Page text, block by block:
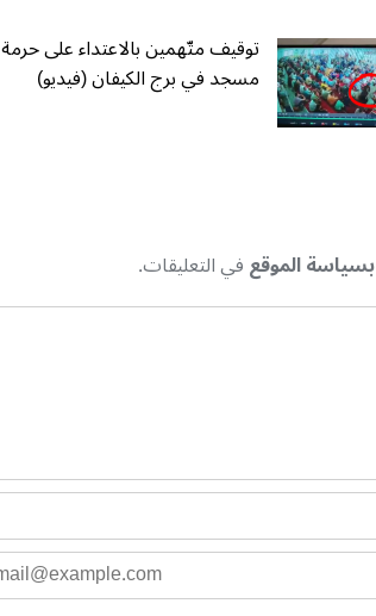
توقيف متّهمين بالاعتداء على حرمة
مسجد في برج الكيفان (فيديو)
بسياسة الموقعفي التعليقات.